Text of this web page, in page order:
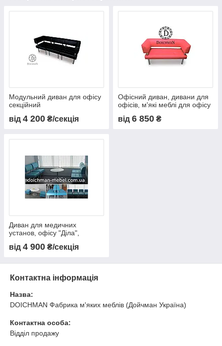
Модульний диван для офісу
секційний
від 4 200 ₴/секція
Офісний диван, дивани для
офісів, м'які меблі для офісу
від6 850 ₴
Диван для медичних
установ, офісу "Діла",
від 4 900 ₴/секція
Контактна інформація
Назва:
DOICHMAN Фабрика м'яких меблів (Дойчман Україна)
Контактна особа:
Відділ продажу